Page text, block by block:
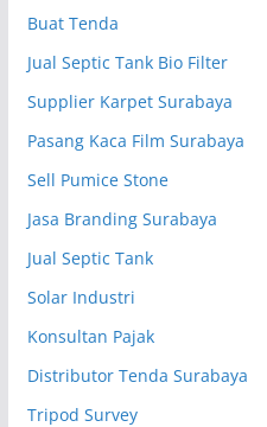
Buat Tenda
Jual Septic Tank Bio Filter
Supplier Karpet Surabaya
Pasang Kaca Film Surabaya
Sell Pumice Stone
Jasa Branding Surabaya
Jual Septic Tank
Solar Industri
Konsultan Pajak
Distributor Tenda Surabaya
Tripod Survey